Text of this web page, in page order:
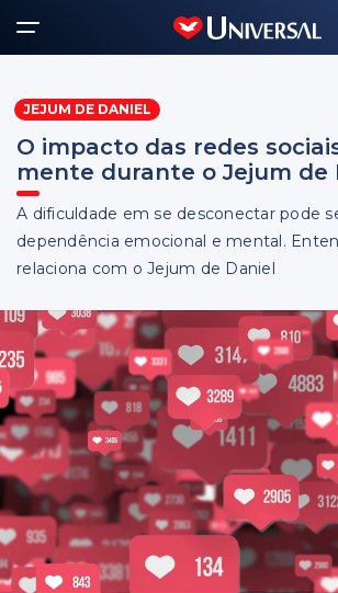
JEJUM DE DANIEL
O impacto das redes
mente durante o Jejum de
A dificuldade em se desconectar pode
dependência emocional e mental.
relaciona com o Jejum de Daniel